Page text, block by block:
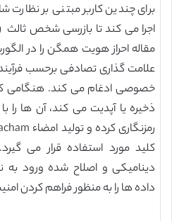
برای چندین کاربر مبتنی بر
مقاله احراز هویت همگن را در
علامت گذاری تصادفی برحسب
خصوصی ادغام می کند. هنگامی که
کلید مورد استفاده قرار می
داده ها را به منظور فراهم کردن